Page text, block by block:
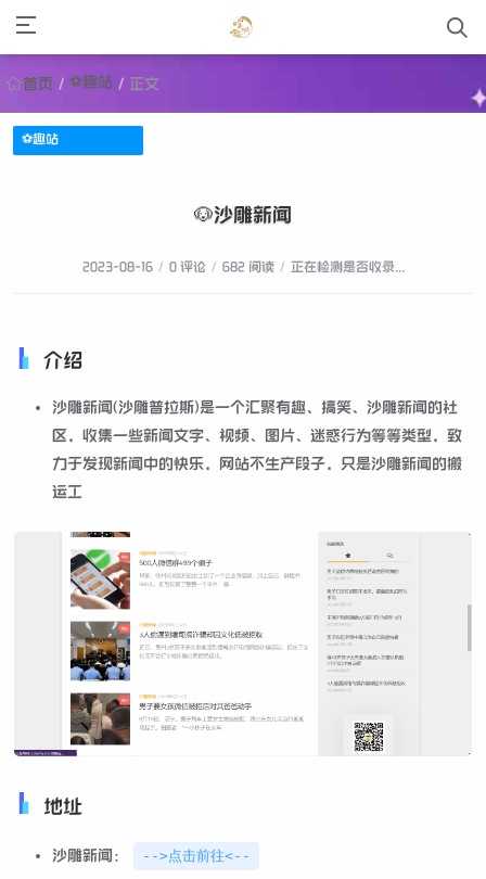
首页 / ⚽趣站 / 正文
⚽趣站
🐶沙雕新闻
2023-08-16 / 0 评论 / 682 阅读 / 正在检测是否收录...
介绍
沙雕新闻(沙雕普拉斯)是一个汇聚有趣、搞笑、沙雕新闻的社
区，收集一些新闻文字、视频、图片、迷惑行为等等类型，致
力于发现新闻中的快乐，网站不生产段子，只是沙雕新闻的搬
运工
地址
沙雕新闻： -->点击前往<--